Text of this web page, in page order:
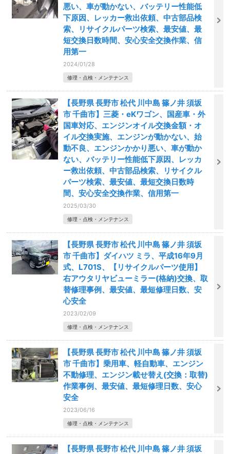
悪い、車が動かない、バッテリー性能低
下原因、レッカー救出依頼、中古部品検
索、リサイクルパーツ検索、最安値、最
短交換日数時間、安心安全交換作業、信
用第一
2024/01/28
修理・点検・メンテナンス
【長野県 長野市 松代 川中島 篠ノ井 須坂
市 千曲市】三菱・eKワゴン、国産車・外
国車対応、エンジンオイル交換金額・オ
イル交換実施、エンジンが動かない、始
動不良、エンジンかかり悪い、車が動か
ない、バッテリー性能低下原因、レッカ
ー救出依頼、中古部品検索、リサイクル
パーツ検索、最安値、最短交換日数時
間、安心安全交換作業、信用第一
2025/03/30
修理・点検・メンテナンス
【長野県 長野市 松代 川中島 篠ノ井 須坂
市 千曲市】ダイハツ ミラ、平成16年9月
式、L701S、【リサイクルパーツ使用】
右アウタリヤビューミラー(格納)交換、取
替修理事例、最安値、最短修理日数、安
心安全
2023/02/09
修理・点検・メンテナンス
【長野県 長野市 松代 川中島 篠ノ井 須坂
市 千曲市】乗用車、軽自動車、エンジン
不動修理、エンジン載せ替え(交換：取替)
作業事例、最安値、最短修理日数、安心
安全
2023/06/16
修理・点検・メンテナンス
【長野県 長野市 松代 川中島 篠ノ井 須坂